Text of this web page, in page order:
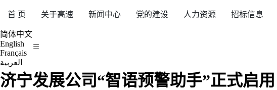
首 页 关于高速 新闻中心 党的建设 人力资源 招标信息
简体中文
English
Français
العربية
济宁发展公司“智语预警助手”正式启用